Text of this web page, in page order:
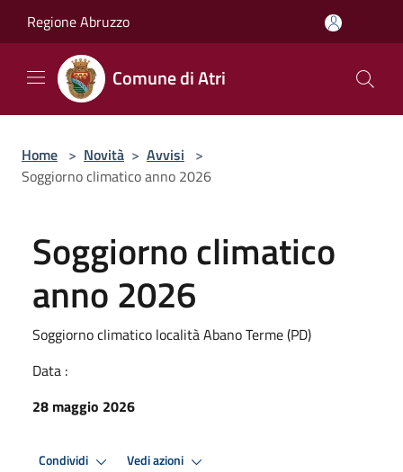
Regione Abruzzo
Comune di Atri
Home > Novità > Avvisi >
Soggiorno climatico anno 2026
Soggiorno climatico
anno 2026
Soggiorno climatico località Abano Terme (PD)
Data :
28 maggio 2026
Condividi Vedi azioni